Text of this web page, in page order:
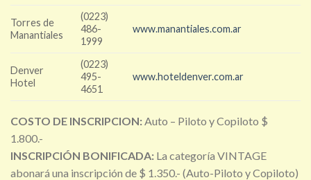
Torres de
Manantiales
(0223)
486-
1999
www.manantiales.com.ar
Denver
Hotel
(0223)
495-
4651
www.hoteldenver.com.ar
COSTO DE INSCRIPCION: Auto – Piloto y Copiloto $
1.800.-
INSCRIPCIÓN BONIFICADA: La categoría VINTAGE
abonará una inscripción de $ 1.350.- (Auto-Piloto y Copiloto)